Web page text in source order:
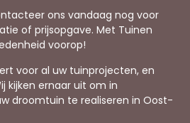
ons vandaag nog voor
of prijsopgave. Met Tuinen
voorop!
voor al uw tuinprojecten, en
kijken ernaar uit om in
droomtuin te realiseren in Oost-